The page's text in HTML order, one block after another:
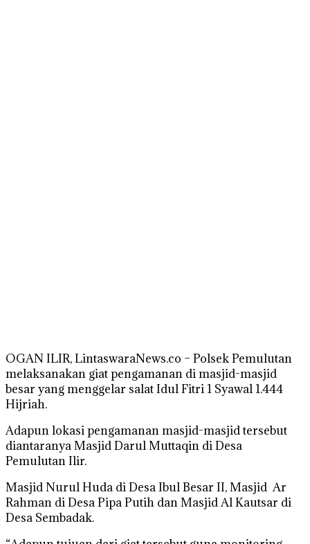
OGAN ILIR, LintaswaraNews.co – Polsek Pemulutan
melaksanakan giat pengamanan di masjid-masjid
besar yang menggelar salat Idul Fitri 1 Syawal 1.444
Hijriah.
Adapun lokasi pengamanan masjid-masjid tersebut
diantaranya Masjid Darul Muttaqin di Desa
Pemulutan Ilir.
Masjid Nurul Huda di Desa Ibul Besar II, Masjid Ar
Rahman di Desa Pipa Putih dan Masjid Al Kautsar di
Desa Sembadak.